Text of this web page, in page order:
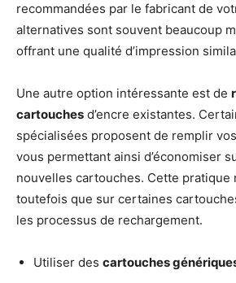
recommandées par le fabricant de
alternatives sont souvent beaucoup
offrant une qualité d’impression
Une autre option intéressante est de
cartouches d’encre existantes.
spécialisées proposent de remplir
vous permettant ainsi d’économiser
nouvelles cartouches. Cette pratique
toutefois que sur certaines
les processus de rechargement.
Utiliser des cartouches